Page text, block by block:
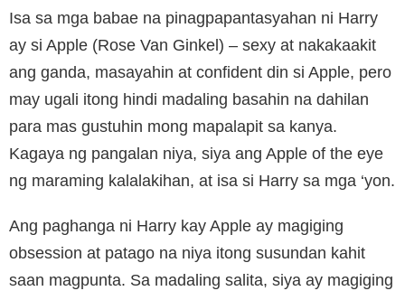
Isa sa mga babae na pinagpapantasyahan ni Harry
ay si Apple (Rose Van Ginkel) – sexy at nakakaakit
ang ganda, masayahin at confident din si Apple, pero
may ugali itong hindi madaling basahin na dahilan
para mas gustuhin mong mapalapit sa kanya.
Kagaya ng pangalan niya, siya ang Apple of the eye
ng maraming kalalakihan, at isa si Harry sa mga ‘yon.
Ang paghanga ni Harry kay Apple ay magiging
obsession at patago na niya itong susundan kahit
saan magpunta. Sa madaling salita, siya ay magiging